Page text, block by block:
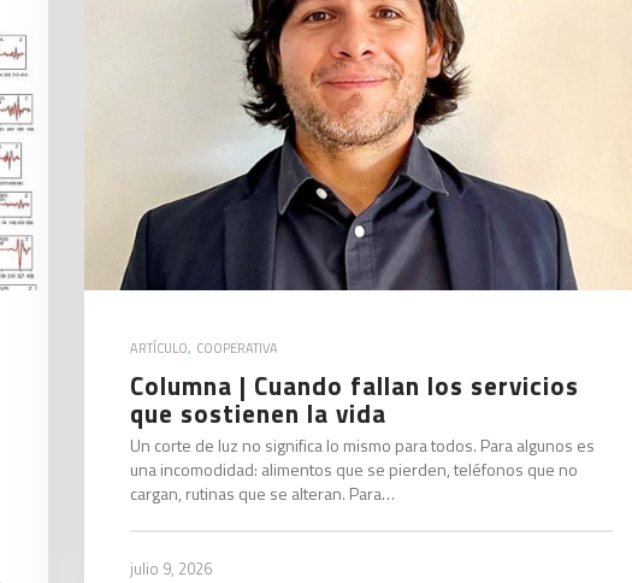
ARTÍCULO, COOPERATIVA
Columna | Cuando fallan los servicios
que sostienen la vida
Un corte de luz no significa lo mismo para todos. Para algunos es
una incomodidad: alimentos que se pierden, teléfonos que no
cargan, rutinas que se alteran. Para…
julio 9, 2026